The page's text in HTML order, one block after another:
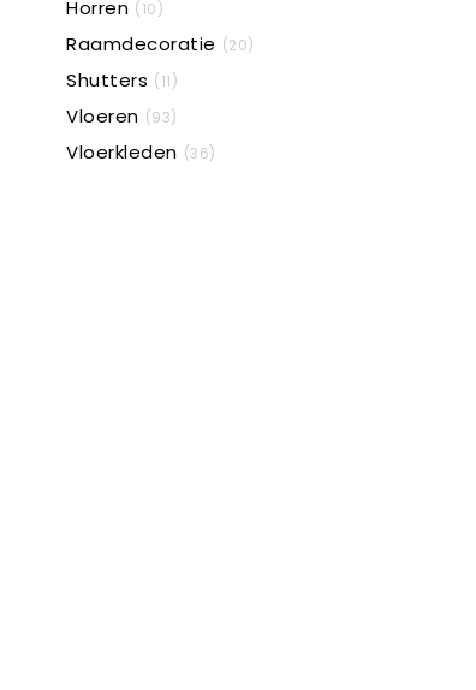
Horren (10)
Raamdecoratie (20)
Shutters (11)
Vloeren (93)
Vloerkleden (36)